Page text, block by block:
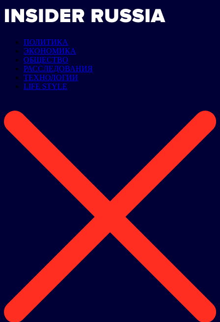
ПОЛИТИКА
ЭКОНОМИКА
ОБЩЕСТВО
РАССЛЕДОВАНИЯ
ТЕХНОЛОГИИ
LIFE STYLE